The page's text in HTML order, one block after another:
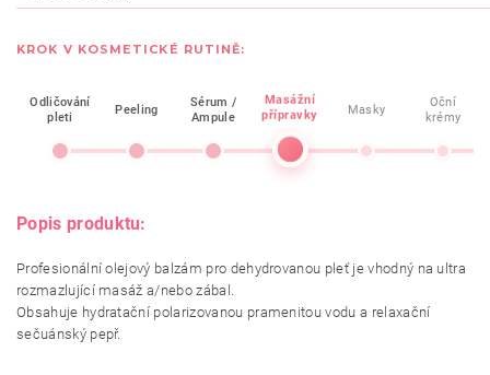
KROK V KOSMETICKÉ RUTINĚ:
Odličování
pleti
Peeling
Sérum /
Ampule
Masážní
přípravky
Masky
Oční
krémy
Popis produktu:
Profesionální olejový balzám pro dehydrovanou pleť je vhodný na ultra
rozmazlující masáž a/nebo zábal.
Obsahuje hydratační polarizovanou pramenitou vodu a relaxační
sečuánský pepř.